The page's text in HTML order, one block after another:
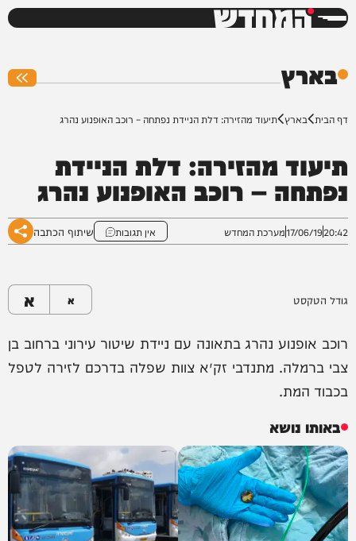
המחדש
בארץ
דף הבית בארץ תיעוד מהזירה: דלת הניידת נפתחה – רוכב האופנוע נהרג
תיעוד מהזירה: דלת הניידת
נפתחה – רוכב האופנוע נהרג
20:42
17/06/19מערכת המחדש אין תגובות שיתוף הכתבה
גודל הטקסט א א
רוכב אופנוע נהרג בתאונה עם ניידת שיטור עירוני ברחוב בן
צבי ברמלה. מתנדבי זק״א צוות שפלה בדרכם לזירה לטפל
בכבוד המת.
באותו נושא